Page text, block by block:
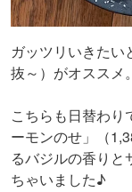
ガッツリいきた
抜～）がオススメ。
こちらも日替わり
ーモンのせ」（
るバジルの香りと
ちゃいました♪